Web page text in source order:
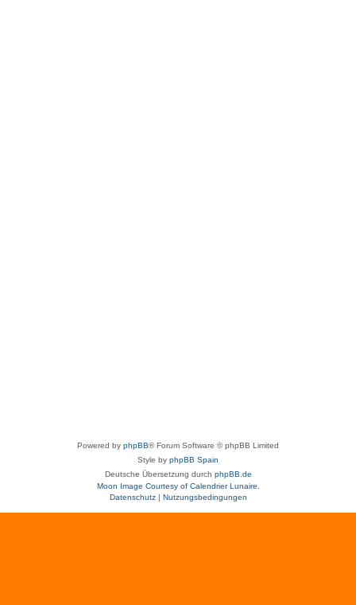
Powered by phpBB® Forum Software © phpBB Limited
Style by phpBB Spain
Deutsche Übersetzung durch phpBB.de
Moon Image Courtesy of Calendrier Lunaire.
Datenschutz| Nutzungsbedingungen